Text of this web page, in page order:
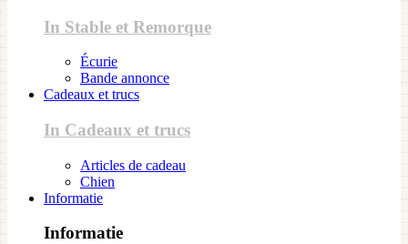
In Stable et Remorque
Écurie
Bande annonce
Cadeaux et trucs
In Cadeaux et trucs
Articles de cadeau
Chien
Informatie
Informatie